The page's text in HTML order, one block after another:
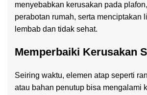
menyebabkan kerusakan pada
perabotan rumah, serta menciptakan
lembab dan tidak sehat.
Memperbaiki Kerusakan
Seiring waktu, elemen atap seperti
atau bahan penutup bisa mengalami